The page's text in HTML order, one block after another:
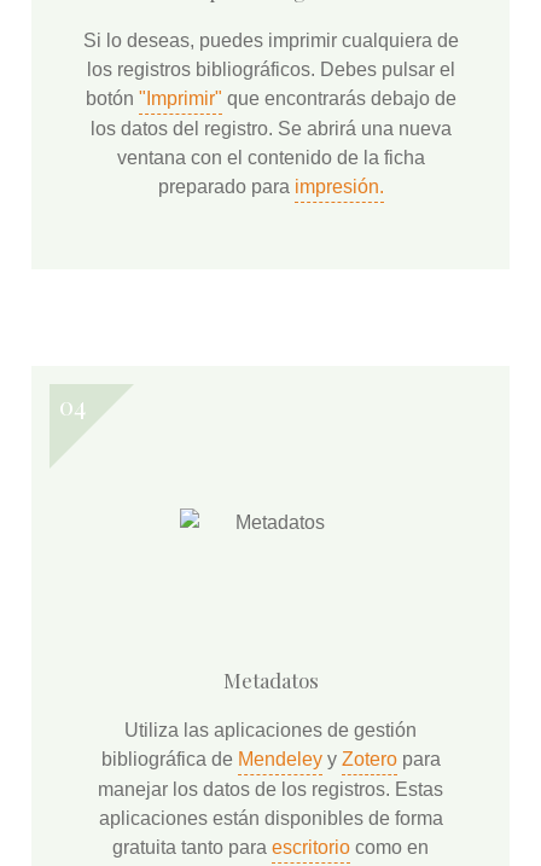
Si lo deseas, puedes imprimir cualquiera de
los registros bibliográficos. Debes pulsar el
botón "Imprimir" que encontrarás debajo de
los datos del registro. Se abrirá una nueva
ventana con el contenido de la ficha
preparado para impresión.
Metadatos
Utiliza las aplicaciones de gestión
bibliográfica de Mendeleyy Zoteropara
manejar los datos de los registros. Estas
aplicaciones están disponibles de forma
gratuita tanto para escritorio como en